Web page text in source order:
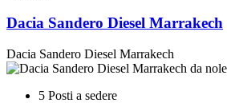
Dacia Sandero Diesel Marrakech
Dacia Sandero Diesel Marrakech
5 Posti a sedere